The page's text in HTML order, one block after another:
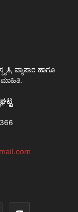
ವ್ಯಾಪಾರ ಹಾಗೂ
ಮಾಹಿತಿ.